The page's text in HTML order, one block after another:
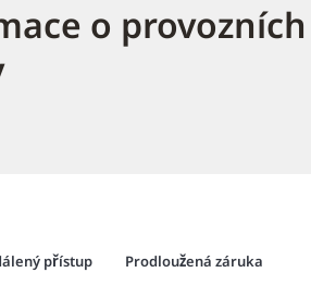
o
přístup Prodloužená záruka